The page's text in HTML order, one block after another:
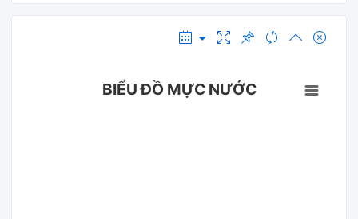
BIỂU ĐỒ MỰC NƯỚC